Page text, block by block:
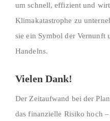
um schnell, effizient und
Klimakatastrophe zu
sie ein Symbol der Vernunft
Handelns.
Vielen Dank!
Der Zeitaufwand bei der
das finanzielle Risiko hoch